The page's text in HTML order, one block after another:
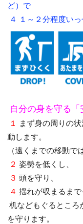
ど）で
４ １～２分程度いっ
自分の身を守る「
１
まず身の周りの
動します。
（遠くまでの移動で
２ 姿勢を低くし、
３ 頭を守り、
４ 揺れが収まるまで
机などもぐるところ
を守ります。